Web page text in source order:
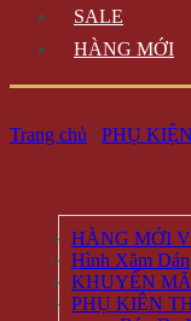
SALE
HÀNG MỚI
Trang chủ / PHỤ
HÀNG MỚI
Hình Xăm Dán
KHUYẾN
PHỤ KIỆN